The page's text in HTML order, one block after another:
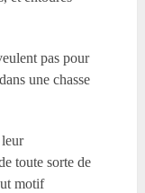
pas pour
une chasse
toute sorte de
motif